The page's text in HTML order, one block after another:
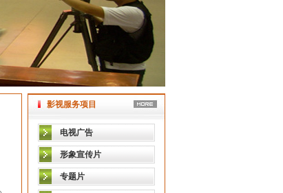
影视服务项目
电视广告
形象宣传片
专题片